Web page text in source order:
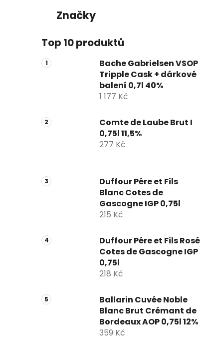
Značky
Top 10 produktů
Bache Gabrielsen VSOP
Tripple Cask + dárkové
balení 0,7l 40%
1 177 Kč
Comte de Laube Brut I
0,75l 11,5%
277 Kč
Duffour Pére et Fils
Blanc Cotes de
Gascogne IGP 0,75l
215 Kč
Duffour Pére et Fils Rosé
Cotes de Gascogne IGP
0,75l
218 Kč
Ballarin Cuvée Noble
Blanc Brut Crémant de
Bordeaux AOP 0,75l 12%
359 Kč